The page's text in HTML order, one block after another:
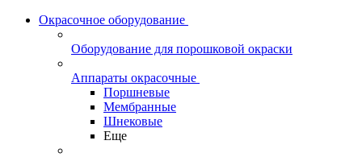
Окрасочное оборудование
Оборудование для порошковой окраски
Аппараты окрасочные
Поршневые
Мембранные
Шнековые
Еще